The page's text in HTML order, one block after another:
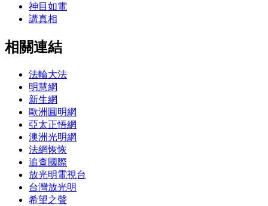
神目如電
講真相
相關連結
法輪大法
明慧網
新生網
歐洲圓明網
亞太正悟網
澳洲光明網
法網恢恢
追查國際
放光明電視台
台灣放光明
希望之聲